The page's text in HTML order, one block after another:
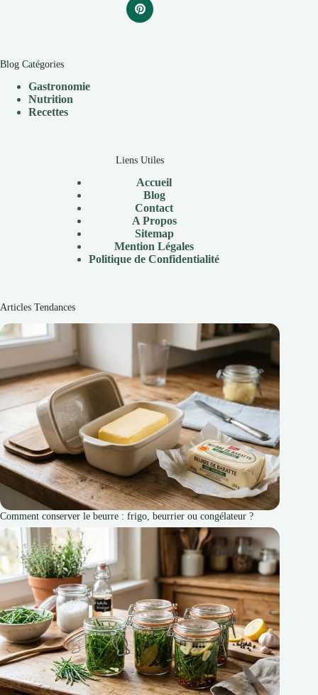
Blog Catégories
Gastronomie
Nutrition
Recettes
Liens Utiles
Accueil
Blog
Contact
A Propos
Sitemap
Mention Légales
Politique de Confidentialité
Articles Tendances
Comment conserver le beurre : frigo, beurrier ou congélateur ?